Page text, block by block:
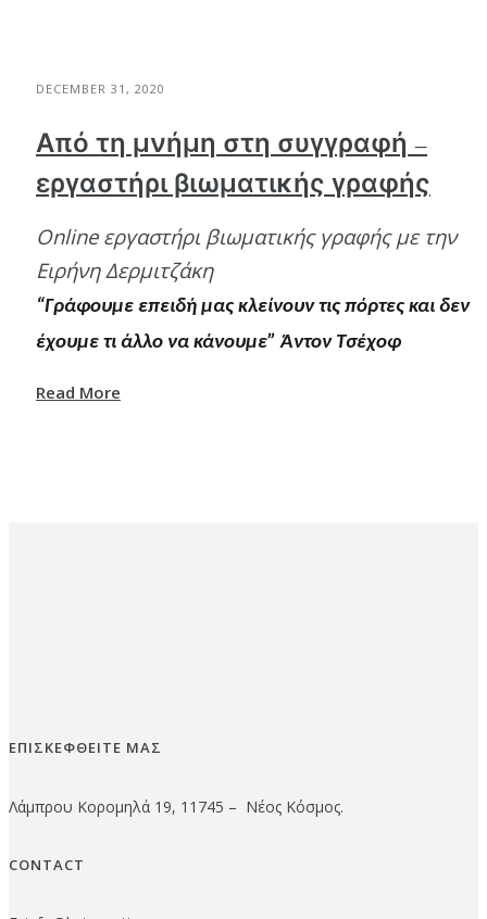
DECEMBER 31, 2020
Από τη μνήμη στη συγγραφή –
εργαστήρι βιωματικής γραφής
Online εργαστήρι βιωματικής γραφής με την
Ειρήνη Δερμιτζάκη
“Γράφουμε επειδή μας κλείνουν τις πόρτες και δεν
έχουμε τι άλλο να κάνουμε” Άντoν Τσέχοφ
Read More
ΕΠΙΣΚΕΦΘΕΙΤΕ ΜΑΣ
Λάμπρου Κορομηλά 19, 11745 – Νέος Κόσμος.
CONTACT